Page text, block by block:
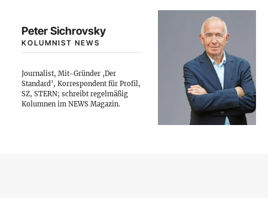
Peter Sichrovsky
KOLUMNIST NEWS
Journalist, Mit-Gründer ‚Der
Standard’, Korrespondent für Profil,
SZ, STERN; schreibt regelmäßig
Kolumnen im NEWS Magazin.